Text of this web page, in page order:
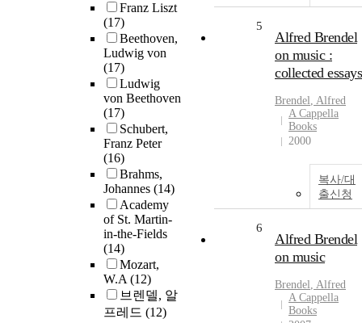
Franz Liszt
(17)
Beethoven,
Ludwig von
(17)
Ludwig
von Beethoven
(17)
Schubert,
Franz Peter
(16)
Brahms,
Johannes (14)
Academy
of St. Martin-
in-the-Fields
(14)
Mozart,
W.A(12)
브렌델, 알
프레드 (12)
5
Alfred Brendel
on music :
collected essays
Brendel, Alfred
A Cappella
Books
2000
복사/대
출신청
6
Alfred Brendel
on music
Brendel, Alfred
A Cappella
Books